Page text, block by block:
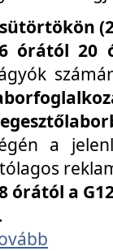
órától 20
a
órától a